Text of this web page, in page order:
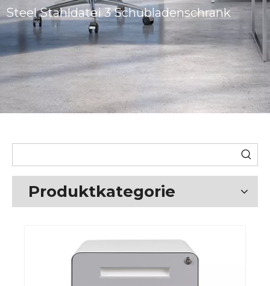
Steel Stahldatei 3 Schubladenschrank
Produktkategorie